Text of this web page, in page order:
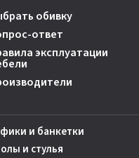
обивку
ответ
эксплуатации
и банкетки
и стулья